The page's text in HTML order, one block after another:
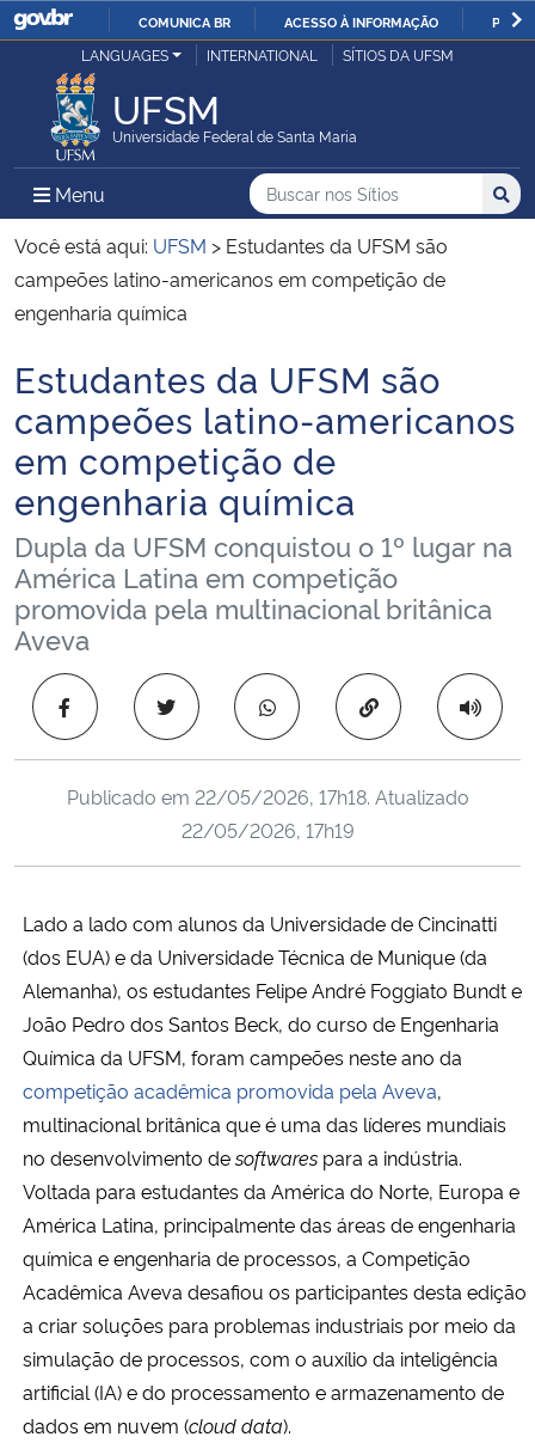
IR
COMUNICA BR ACESSO À INFORMAÇÃO
Ministério da Justiça e Segurança Pública
Ministério da Defesa
Ministério das Relações Exteriores
Ministério da Economia
Ministério da Infraestrutura
Ministério da Agricultura, Pecuária e Abastecimento
Ministério da Educação
Ministério da Cidadania
Ministério da Saúde
Ministério de Minas e Energia
Ministério da Ciência, Tecnologia, Inovações e Comunicações
Ministério do Meio Ambiente
Ministério do Turismo
Ministério do Desenvolvimento Regional
Controladoria-Geral da União
Ministério da Mulher, da Família e dos Direitos Humanos
Secretaria-Geral
Secretaria de Governo
Gabinete de Segurança Institucional
Advocacia-Geral da União
LANGUAGES INTERNATIONAL SÍTIOS DA UFSM
UFSM
Universidade Federal de Santa Maria
Menu Menu Principal do Sítio
Busca
Buscar no nos Sítios
Busca:
Você está aqui: UFSM > Estudantes da UFSM são
campeões latino-americanos em competição de
engenharia química
Início do conteúdo
Estudantes da UFSM são
campeões latino-americanos
em competição de
engenharia química
Dupla da UFSM conquistou o 1º lugar na
América Latina em competição
promovida pela multinacional britânica
Aveva
Copiar para área
Publicado em 22/05/2026, 17h18. Atualizado
22/05/2026, 17h19
Lado a lado com alunos da Universidade de Cincinatti
(dos EUA) e da Universidade Técnica de Munique (da
Alemanha), os estudantes Felipe André Foggiato Bundt e
João Pedro dos Santos Beck, do curso de Engenharia
Química da UFSM, foram campeões neste ano da
competição acadêmica promovida pela Aveva,
multinacional britânica que é uma das líderes mundiais
no desenvolvimento desoftwares para a indústria.
Voltada para estudantes da América do Norte, Europa e
América Latina, principalmente das áreas de engenharia
química e engenharia de processos, a Competição
Acadêmica Aveva desafiou os participantes desta edição
a criar soluções para problemas industriais por meio da
simulação de processos, com o auxílio da inteligência
artificial (IA) e do processamento e armazenamento de
dados em nuvem (cloud data).